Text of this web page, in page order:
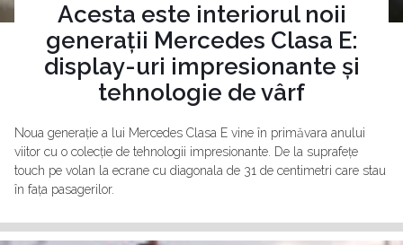
Acesta este interiorul noii
generații Mercedes Clasa E:
display-uri impresionante și
tehnologie de vârf
Noua generație a lui Mercedes Clasa E vine în primăvara anului
viitor cu o colecție de tehnologii impresionante. De la suprafețe
touch pe volan la ecrane cu diagonala de 31 de centimetri care stau
în fața pasagerilor.